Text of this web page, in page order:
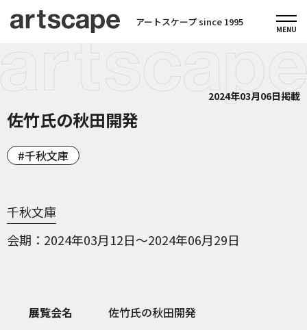
アートスケープ since 1995
2024年03月06日掲載
佐竹氏の秋田開発
千秋文庫
千秋文庫
会期
2024年03月12日～2024年06月29日
展覧会名 佐竹氏の秋田開発